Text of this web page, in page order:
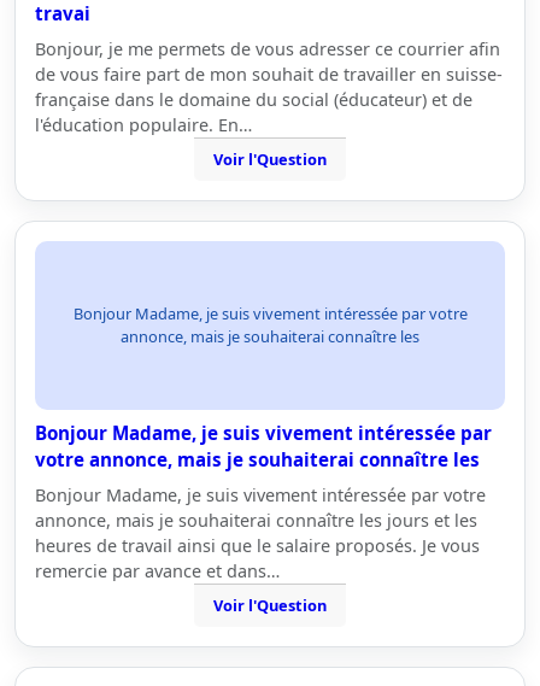
travai
Bonjour, je me permets de vous adresser ce courrier afin
de vous faire part de mon souhait de travailler en suisse-
française dans le domaine du social (éducateur) et de
l'éducation populaire. En…
Voir l'Question
Bonjour Madame, je suis vivement intéressée par votre
annonce, mais je souhaiterai connaître les
Bonjour Madame, je suis vivement intéressée par
votre annonce, mais je souhaiterai connaître les
Bonjour Madame, je suis vivement intéressée par votre
annonce, mais je souhaiterai connaître les jours et les
heures de travail ainsi que le salaire proposés. Je vous
remercie par avance et dans…
Voir l'Question